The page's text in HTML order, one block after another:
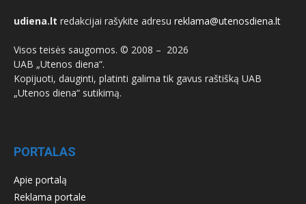
udiena.lt redakcijai rašykite adresu reklama@utenosdiena.lt
Visos teisės saugomos. © 2008 – 2026
UAB „Utenos diena“.
Kopijuoti, dauginti, platinti galima tik gavus raštišką UAB
„Utenos diena“ sutikimą.
PORTALAS
Apie portalą
Reklama portale